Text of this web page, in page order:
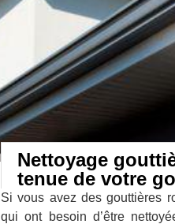
Nettoyage
tenue de votre
Si vous avez des gouttières
qui ont besoin d’être